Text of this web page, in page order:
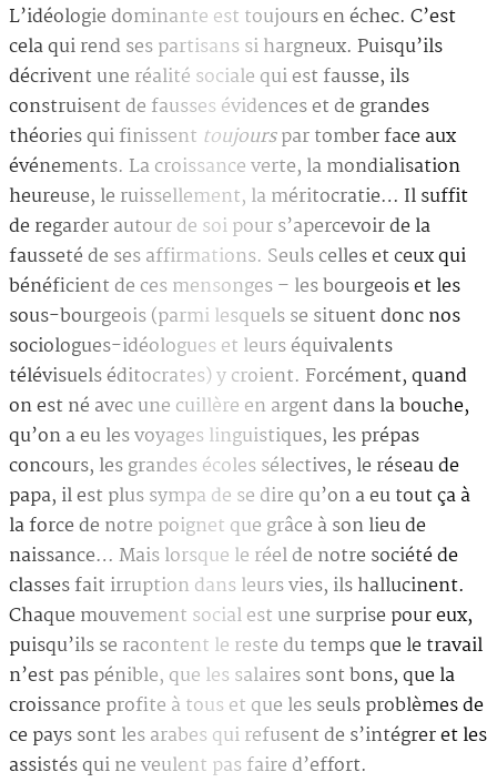
L’idéologie dominante est toujours en échec. C’est
cela qui rend ses partisans si hargneux. Puisqu’ils
décrivent une réalité sociale qui est fausse, ils
construisent de fausses évidences et de grandes
théories qui finissent toujourspar tomber face aux
événements. La croissance verte, la mondialisation
heureuse, le ruissellement, la méritocratie… Il suffit
de regarder autour de soi pour s’apercevoir de la
fausseté de ses affirmations. Seuls celles et ceux qui
bénéficient de ces mensonges – les bourgeois et les
sous-bourgeois (parmi lesquels se situent donc nos
sociologues-idéologues et leurs équivalents
télévisuels éditocrates) y croient. Forcément, quand
on est né avec une cuillère en argent dans la bouche,
qu’on a eu les voyages linguistiques, les prépas
concours, les grandes écoles sélectives, le réseau de
papa, il est plus sympa de se dire qu’on a eu tout ça à
la force de notre poignet que grâce à son lieu de
naissance… Mais lorsque le réel de notre société de
classes fait irruption dans leurs vies, ils hallucinent.
Chaque mouvement social est une surprise pour eux,
puisqu’ils se racontent le reste du temps que le travail
n’est pas pénible, que les salaires sont bons, que la
croissance profite à tous et que les seuls problèmes de
ce pays sont les arabes qui refusent de s’intégrer et les
assistés qui ne veulent pas faire d’effort.